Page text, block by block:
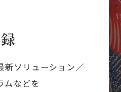
新ソリューション／
ムなどを